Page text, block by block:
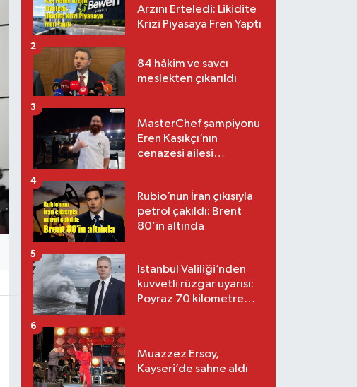
Arzını Erteledi: Likidite
Krizi Piyasaya Fren Yaptı
84 hâkim ve savcı
meslekten çıkarıldı
2
MasterChef şampiyonu
Eren Kaşıkçı’nın
cenazesi ailesi
3
Rubio’nun İran çıkışıyla
petrol çakıldı: Brent
80’in altında
4
İstanbul Valiliği’nden
kuvvetli rüzgar uyarısı:
Poyraz 70 kilometre
5
Muazzez Ersoy,
Kayseri’de sahne aldı
6